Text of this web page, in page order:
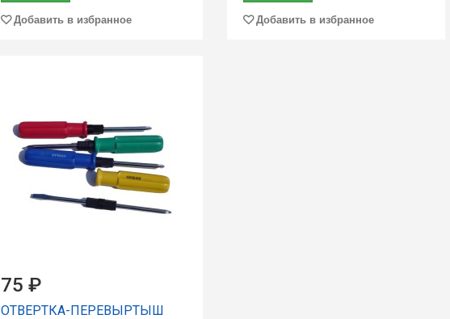
Добавить в избранное
Добавить в избранное
75 ₽
ОТВЕРТКА-ПЕРЕВЫРТЫШ